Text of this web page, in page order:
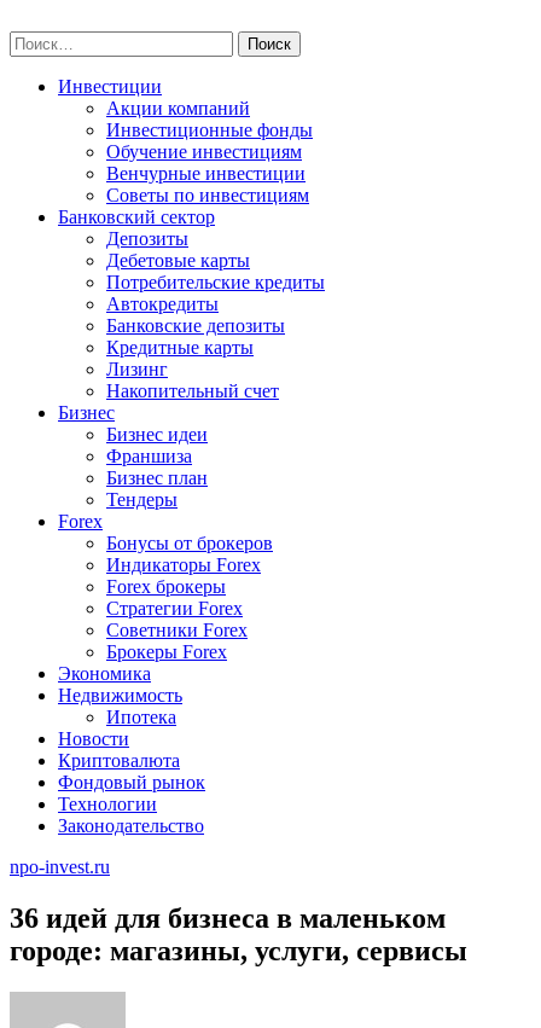
to
content
Найти:
Инвестиции
Акции компаний
Инвестиционные фонды
Обучение инвестициям
Венчурные инвестиции
Советы по инвестициям
Банковский сектор
Депозиты
Дебетовые карты
Потребительские кредиты
Автокредиты
Банковские депозиты
Кредитные карты
Лизинг
Накопительный счет
Бизнес
Бизнес идеи
Франшиза
Бизнес план
Тендеры
Forex
Бонусы от брокеров
Индикаторы Forex
Forex брокеры
Стратегии Forex
Советники Forex
Брокеры Forex
Экономика
Недвижимость
Ипотека
Новости
Криптовалюта
Фондовый рынок
Технологии
Законодательство
npo-invest.ru
36 идей для бизнеса в маленьком
городе: магазины, услуги, сервисы